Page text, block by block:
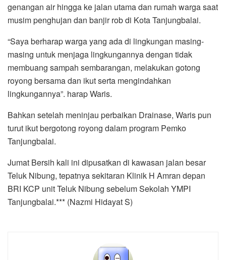
genangan air hingga ke jalan utama dan rumah warga saat
musim penghujan dan banjir rob di Kota Tanjungbalai.
“Saya berharap warga yang ada di lingkungan masing-
masing untuk menjaga lingkungannya dengan tidak
membuang sampah sembarangan, melakukan gotong
royong bersama dan ikut serta mengindahkan
lingkungannya”. harap Waris.
Bahkan setelah meninjau perbaikan Drainase, Waris pun
turut ikut bergotong royong dalam program Pemko
Tanjungbalai.
Jumat Bersih kali ini dipusatkan di kawasan jalan besar
Teluk Nibung, tepatnya sekitaran Klinik H Amran depan
BRI KCP unit Teluk Nibung sebelum Sekolah YMPI
Tanjungbalai.*** (Nazmi Hidayat S)